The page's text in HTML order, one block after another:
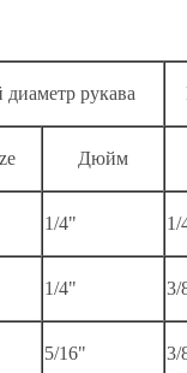
рукава
Дюйм
1/4" 1/
1/4" 3/
5/16" 3/